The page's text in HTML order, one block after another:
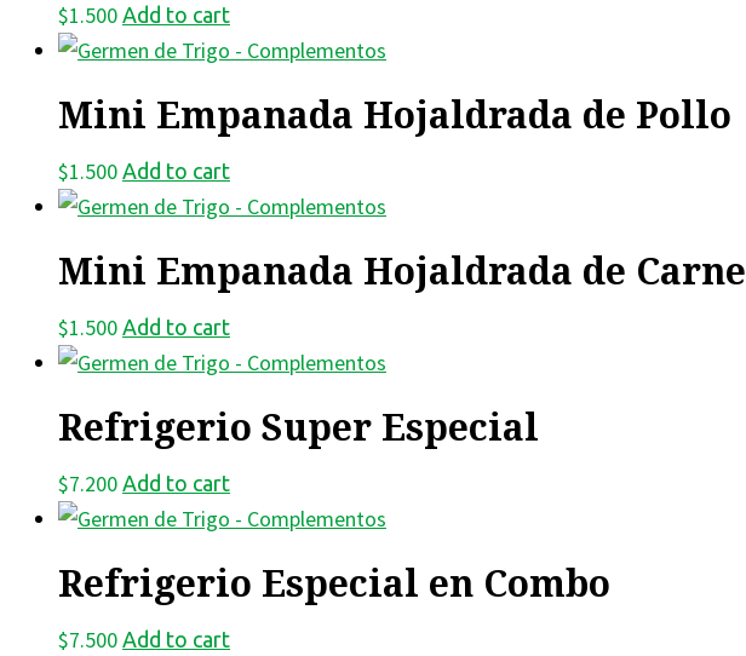
$1.500 Add to cart
Mini Empanada Hojaldrada de Pollo
$1.500 Add to cart
Mini Empanada Hojaldrada de Carne
$1.500 Add to cart
Refrigerio Super Especial
$7.200 Add to cart
Refrigerio Especial en Combo
$7.500 Add to cart